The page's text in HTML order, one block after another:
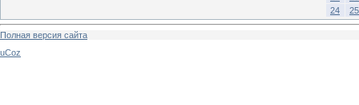
24
25
Полная версия сайта
uCoz